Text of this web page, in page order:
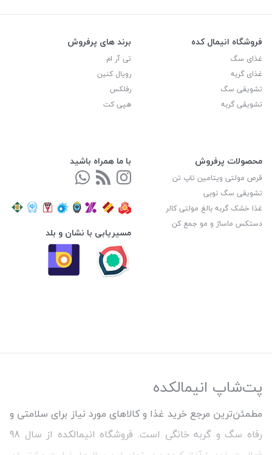
فروشگاه انیمال کده
غذای سگ
غذای گربه
تشویقی سگ
تشویقی گربه
برند های پرفروش
تی آر ام
رویال کنین
رفلکس
هپی کت
محصولات پرفروش
قرص مولتی ویتامین تاپ تن
تشویقی سگ نوبی
غذا خشک گربه بالغ مولتی کالر
دستکس ماساژ و مو جمع کن
با ما همراه باشید
مسیریابی با نشان و بلد
پت‌شاپ انیمالکده
مطمئن‌ترین مرجع خرید غذا و کالاهای مورد نیاز برای سلامتی و
رفاه سگ و گربه خانگی است. فروشگاه انیمالکده از سال 98